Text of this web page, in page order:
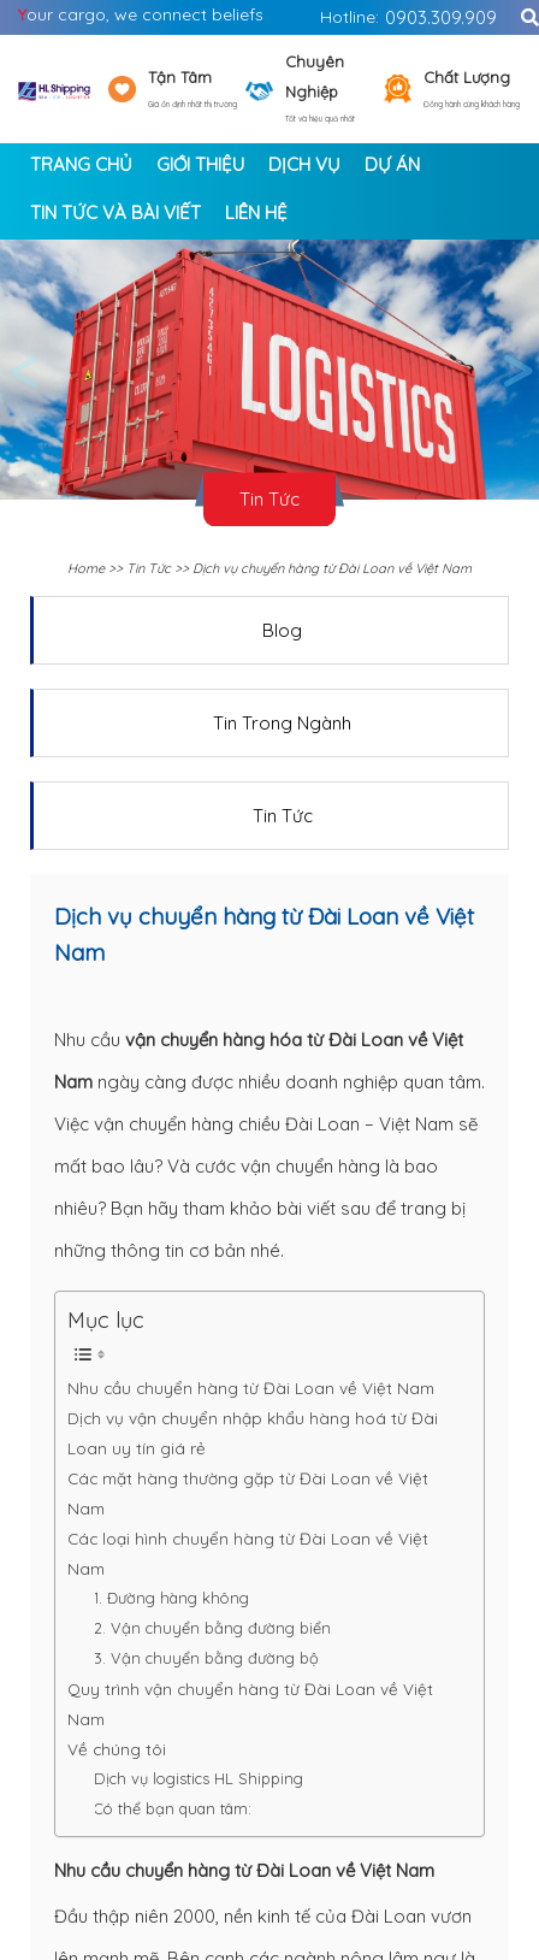
Your cargo, we connect beliefs Hotline: 0903.309.909
Tận Tâm
Giá ổn định nhất thị trường
Chuyên
Nghiệp
Tốt và hiệu quả nhất
Chất Lượng
Đồng hành cùng khách hàng
TRANG CHỦ GIỚI THIỆU DỊCH VỤ DỰ ÁN
TIN TỨC VÀ BÀI VIẾT LIÊN HỆ
< >
Tin Tức
Home>> Tin Tức>> Dịch vụ chuyển hàng từ Đài Loan về Việt Nam
Blog
Tin Trong Ngành
Tin Tức
Dịch vụ chuyển hàng từ Đài Loan về Việt
Nam
Nhu cầu vận chuyển hàng hóa từ Đài Loan về Việt
Nam ngày càng được nhiều doanh nghiệp quan tâm.
Việc vận chuyển hàng chiều Đài Loan – Việt Nam sẽ
mất bao lâu? Và cước vận chuyển hàng là bao
nhiêu? Bạn hãy tham khảo bài viết sau để trang bị
những thông tin cơ bản nhé.
Mục lục
Nhu cầu chuyển hàng từ Đài Loan về Việt Nam
Dịch vụ vận chuyển nhập khẩu hàng hoá từ Đài
Loan uy tín giá rẻ
Các mặt hàng thường gặp từ Đài Loan về Việt
Nam
Các loại hình chuyển hàng từ Đài Loan về Việt
Nam
1. Đường hàng không
2. Vận chuyển bằng đường biển
3. Vận chuyển bằng đường bộ
Quy trình vận chuyển hàng từ Đài Loan về Việt
Nam
Về chúng tôi
Dịch vụ logistics HL Shipping
Có thể bạn quan tâm:
Nhu cầu chuyển hàng từ Đài Loan về Việt Nam
Đầu thập niên 2000, nền kinh tế của Đài Loan vươn